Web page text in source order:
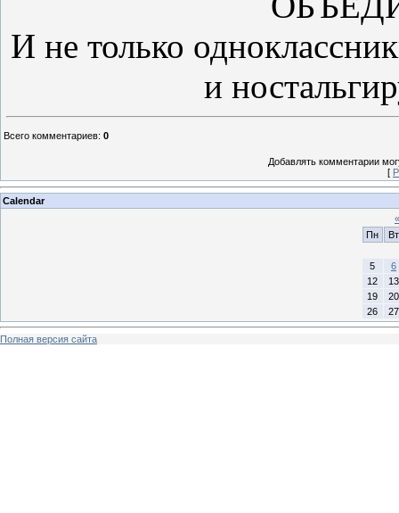
И не только
и
Всего комментариев: 0
Добавлять комментарии
[
Calendar
«
Пн
Вт
5
6
12
13
19
20
26
27
Полная версия сайта